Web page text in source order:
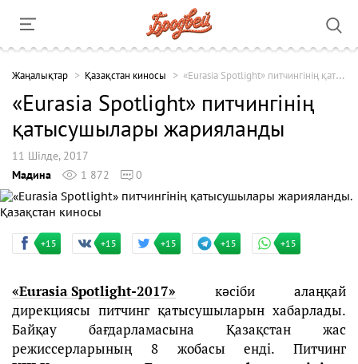
Жаңалықтар Қазақстан киносы «Eurasia Spotlight» питчингінің қатысушылары жарияланды
«Eurasia Spotlight» питчингінің
қатысушылары жарияланды
11 Шілде, 2017
Мадина
1 872 0
+15 +15 +15 +15 +15
«Eurasia Spotlight-2017» кәсіби алаңқай
дирекциясы питчинг қатысушыларын хабарлады.
Байқау бағдарламасына Қазақстан жас
режиссерларының 8 жобасы енді. Питчинг